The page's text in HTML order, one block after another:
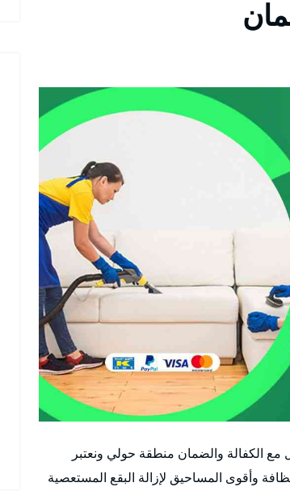
الكفالة والضمان منطقة حولي ونعتبر
وأقوى المساحيق لإزالة البقع المستعصية